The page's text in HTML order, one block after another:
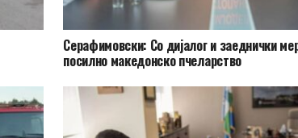
Серафимовски: Со дијалог и заеднички
посилно македонско пчеларство